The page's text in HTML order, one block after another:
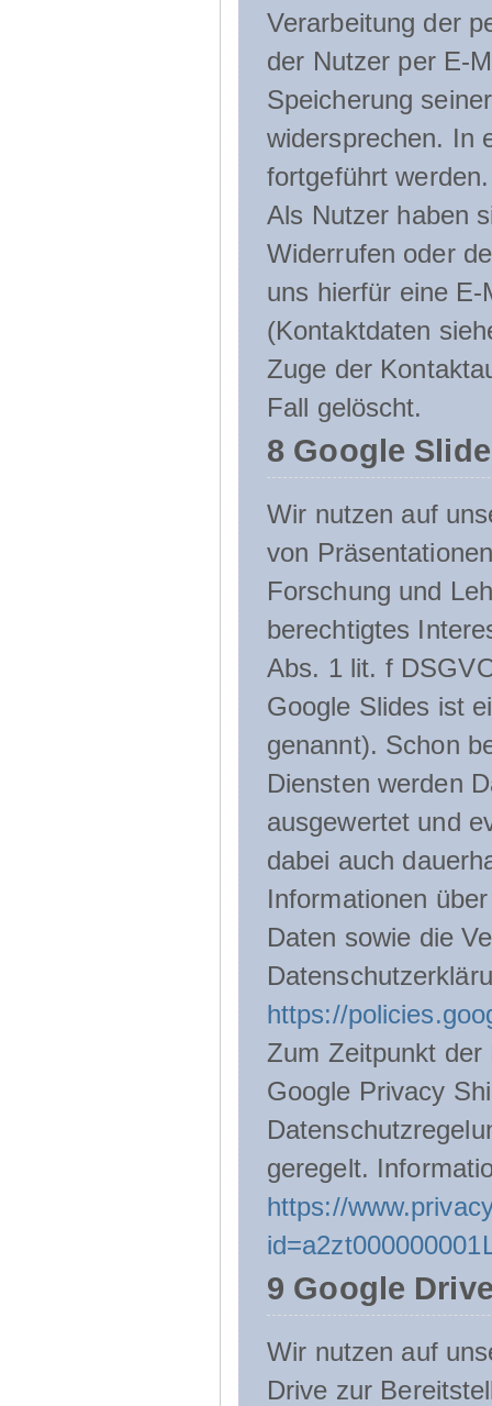
Verarbeitung der
der Nutzer per E-
Speicherung
widersprechen. In
fortgeführt werden.
Als Nutzer haben
Widerrufen oder
uns hierfür eine
(Kontaktdaten
Zuge der
Fall gelöscht.
8 Google
Wir nutzen auf
von
Forschung und
berechtigtes
Abs. 1 lit. f
Google Slides ist
genannt). Schon
Diensten werden
ausgewertet und
dabei auch
Informationen
Daten sowie die
https://
Zum Zeitpunkt der
Google Privacy
geregelt.
https://
9 Google
Wir nutzen auf
Drive zur